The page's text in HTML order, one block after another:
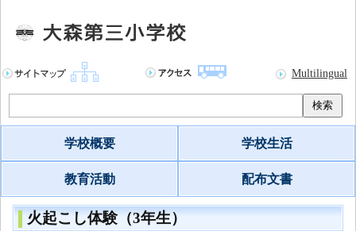
Multilingual
検索
学校概要 学校生活
教育活動 配布文書
火起こし体験（3年生）